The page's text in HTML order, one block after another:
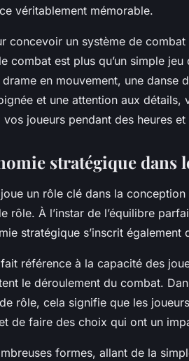
véritablement mémorable.
concevoir un système de
combat est plus qu’un simple jeu
en mouvement, une danse
et une attention aux détails,
joueurs pendant des heures et
stratégique dans
un rôle clé dans la
rôle. À l’instar de l’équilibre
stratégique s’inscrit également
fait référence à la capacité des
le déroulement du combat.
rôle, cela signifie que les
de faire des choix qui ont un
formes, allant de la